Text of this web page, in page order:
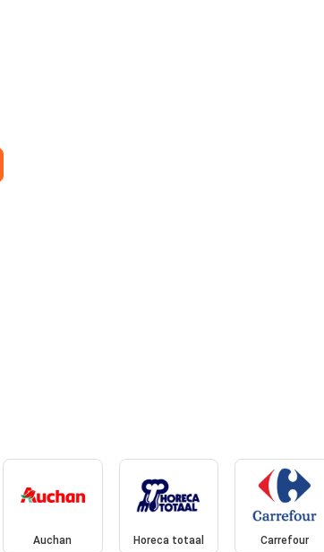
Auchan Horeca totaal Carrefour